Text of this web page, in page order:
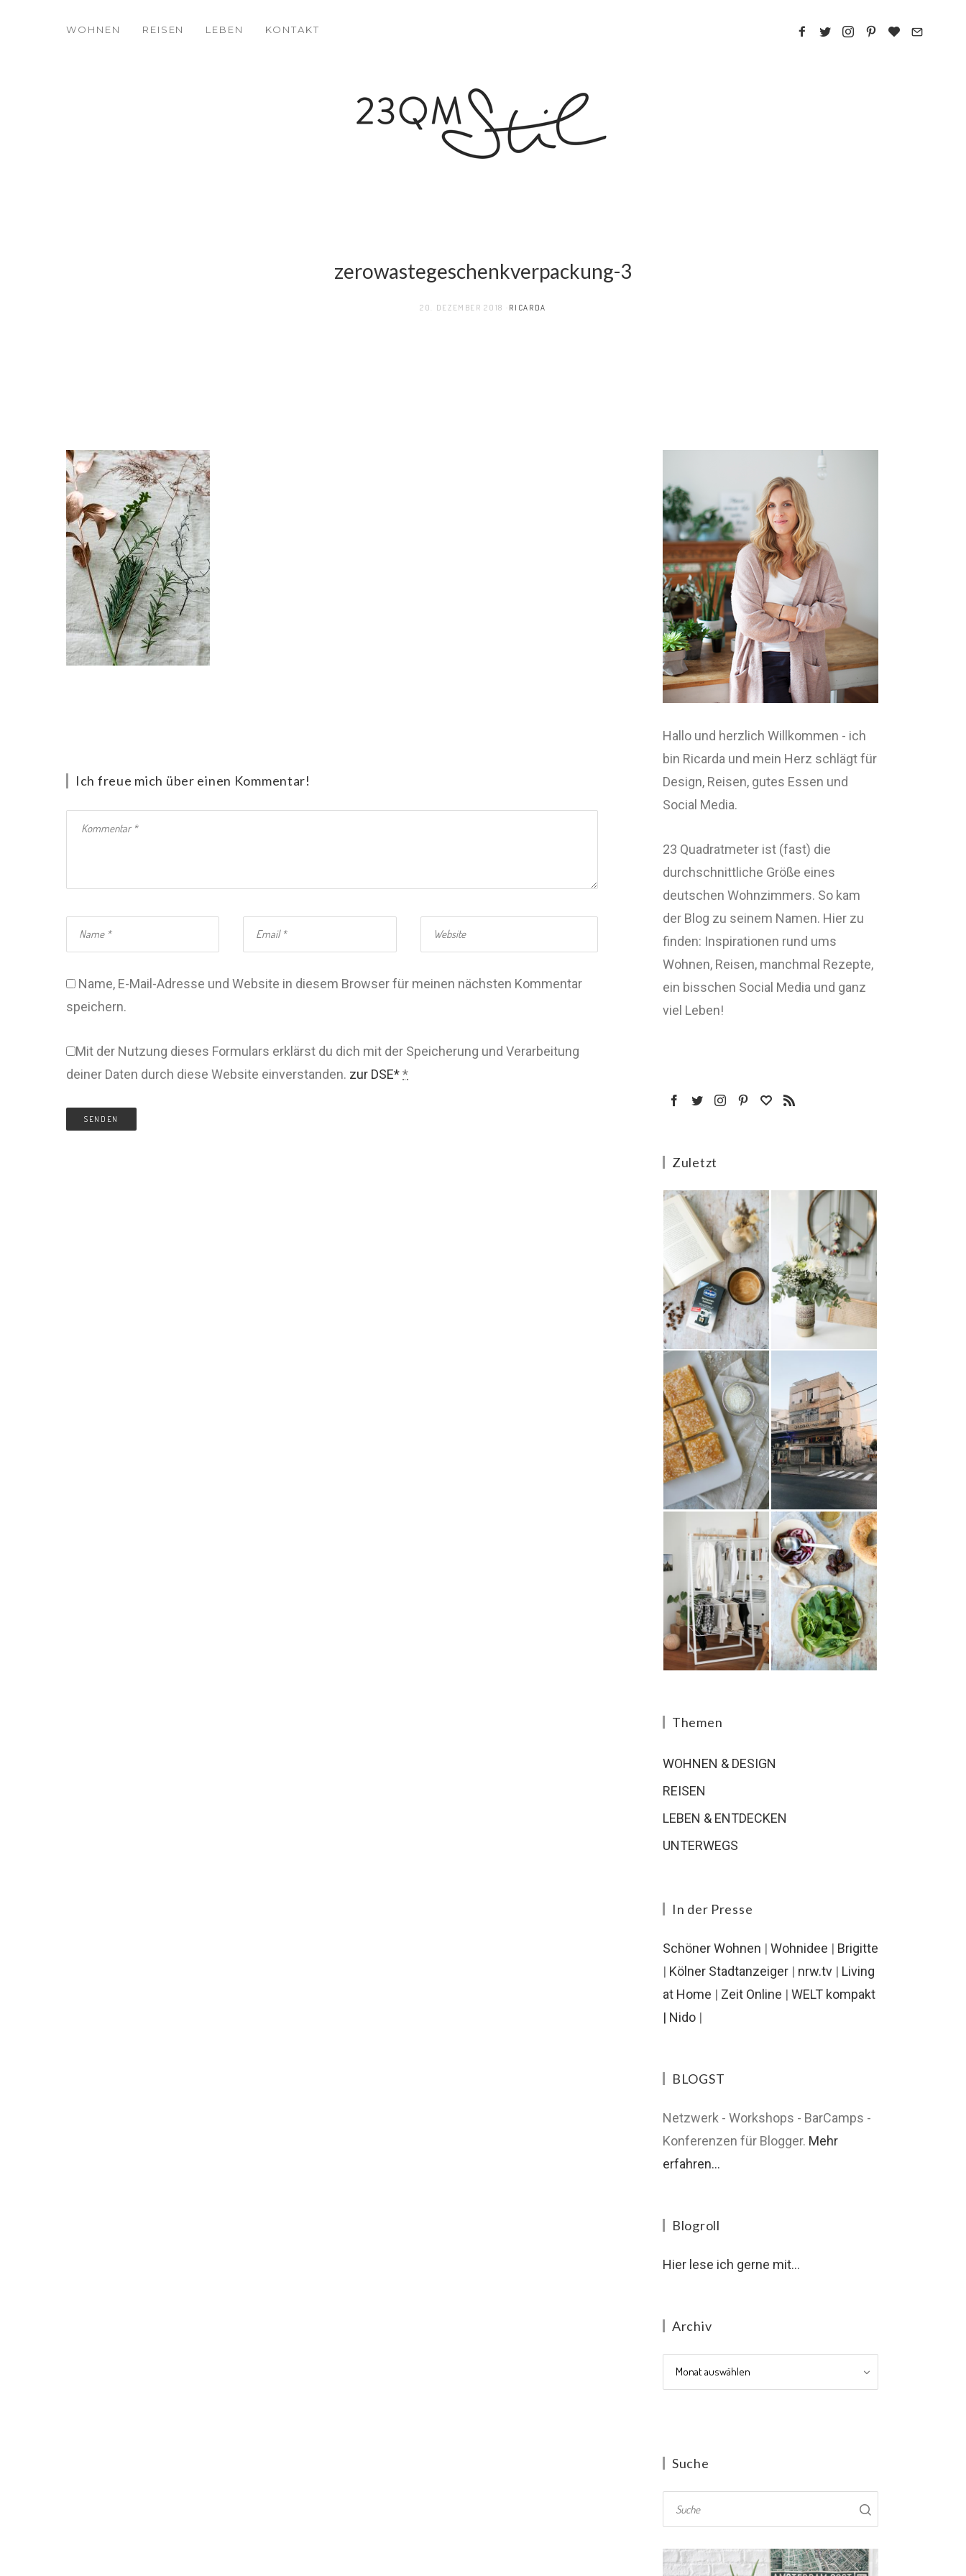
WOHNEN REISEN LEBEN KONTAKT
zerowastegeschenkverpackung-3
20. DEZEMBER 2018 RICARDA
Ich freue mich über einen Kommentar!
Name, E-Mail-Adresse und Website in diesem Browser für meinen nächsten Kommentar
speichern.
Mit der Nutzung dieses Formulars erklärst du dich mit der Speicherung und Verarbeitung
deiner Daten durch diese Website einverstanden. zur DSE**
Hallo und herzlich Willkommen - ich
bin Ricarda und mein Herz schlägt für
Design, Reisen, gutes Essen und
Social Media.
23 Quadratmeter ist (fast) die
durchschnittliche Größe eines
deutschen Wohnzimmers. So kam
der Blog zu seinem Namen. Hier zu
finden: Inspirationen rund ums
Wohnen, Reisen, manchmal Rezepte,
ein bisschen Social Media und ganz
viel Leben!
Zuletzt
Themen
WOHNEN & DESIGN
REISEN
LEBEN & ENTDECKEN
UNTERWEGS
In der Presse
Schöner Wohnen | Wohnidee | Brigitte
| Kölner Stadtanzeiger | nrw.tv | Living
at Home | Zeit Online | WELT kompakt
| Nido |
BLOGST
Netzwerk - Workshops - BarCamps -
Konferenzen für Blogger. Mehr
erfahren...
Blogroll
Hier lese ich gerne mit...
Archiv
Archiv
Suche